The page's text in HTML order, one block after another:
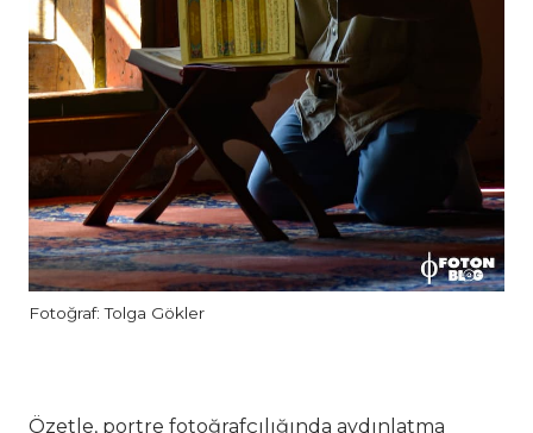
Fotoğraf: Tolga Gökler
Özetle, portre fotoğrafçılığında aydınlatma